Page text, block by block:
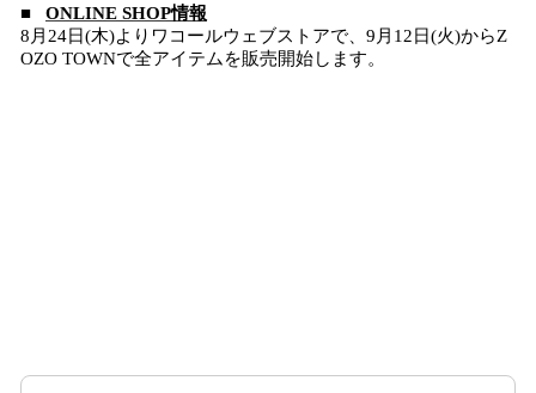
■ ONLINE SHOP情報
8月24日(木)よりワコールウェブストアで、9月12日(火)からZ
OZO TOWNで全アイテムを販売開始します。